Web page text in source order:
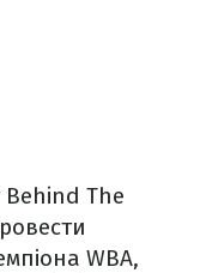
The
WBA,